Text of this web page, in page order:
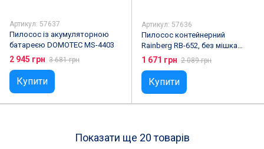
Артикул: 57637
Пилосос із акумуляторною
батареєю DOMOTEC MS-4403
2 945 грн 3 681 грн
Купити
Артикул: 57636
Пилосос контейнерний
Rainberg RB-652, без мішка
3700W
1 671 грн 2 089 грн
Купити
Показати ще 20 товарів